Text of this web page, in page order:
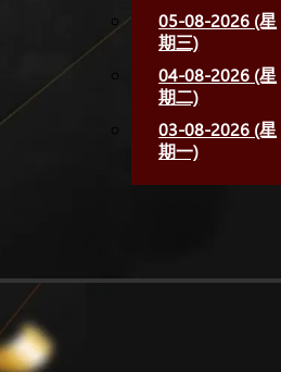
05-08-2026 (星
期三)
04-08-2026 (星
期二)
03-08-2026 (星
期一)